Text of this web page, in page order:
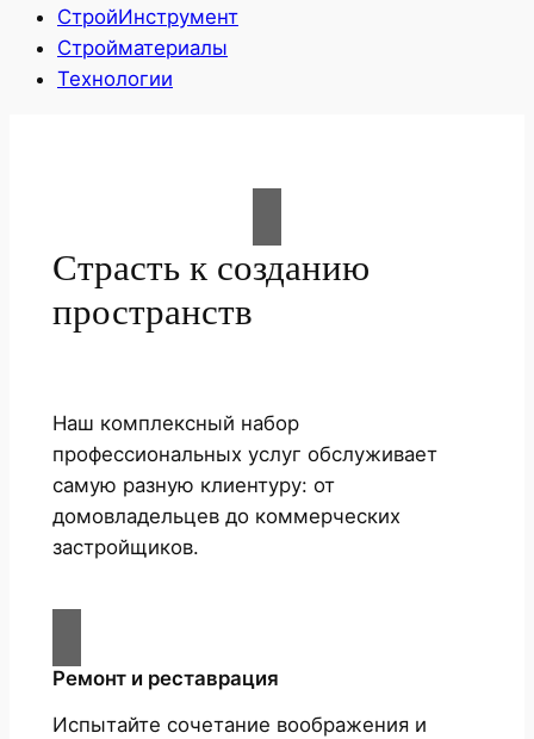
СтройИнструмент
Стройматериалы
Технологии
Страсть к созданию
пространств
Наш комплексный набор
профессиональных услуг обслуживает
самую разную клиентуру: от
домовладельцев до коммерческих
застройщиков.
Ремонт и реставрация
Испытайте сочетание воображения и